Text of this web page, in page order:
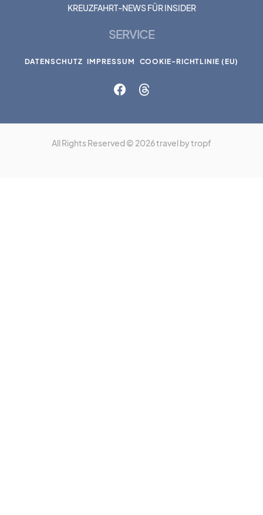
KREUZFAHRT-NEWS FÜR INSIDER
SERVICE
DATENSCHUTZ IMPRESSUM COOKIE-RICHTLINIE (EU)
All Rights Reserved © 2026 travel by tropf